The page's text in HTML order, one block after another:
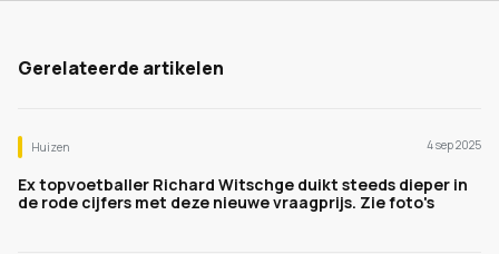
Gerelateerde artikelen
Huizen 4 sep 2025
Ex topvoetballer Richard Witschge duikt steeds dieper in
de rode cijfers met deze nieuwe vraagprijs. Zie foto's